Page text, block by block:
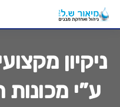
Skip
ניקיון
ע”י